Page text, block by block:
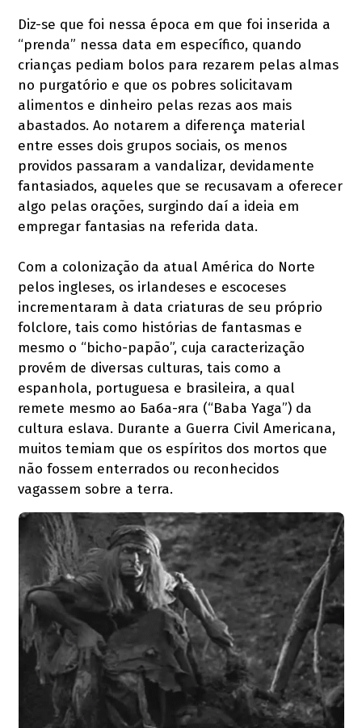
Diz-se que foi nessa época em que foi inserida a
“prenda” nessa data em específico, quando
crianças pediam bolos para rezarem pelas almas
no purgatório e que os pobres solicitavam
alimentos e dinheiro pelas rezas aos mais
abastados. Ao notarem a diferença material
entre esses dois grupos sociais, os menos
providos passaram a vandalizar, devidamente
fantasiados, aqueles que se recusavam a oferecer
algo pelas orações, surgindo daí a ideia em
empregar fantasias na referida data.
Com a colonização da atual América do Norte
pelos ingleses, os irlandeses e escoceses
incrementaram à data criaturas de seu próprio
folclore, tais como histórias de fantasmas e
mesmo o “bicho-papão”, cuja caracterização
provém de diversas culturas, tais como a
espanhola, portuguesa e brasileira, a qual
remete mesmo ao Баба-яга (“Baba Yaga”) da
cultura eslava. Durante a Guerra Civil Americana,
muitos temiam que os espíritos dos mortos que
não fossem enterrados ou reconhecidos
vagassem sobre a terra.